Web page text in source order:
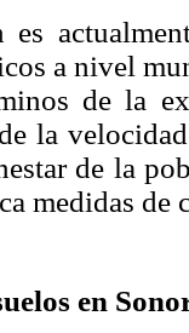
es
a nivel
de la
la
de la
medidas de
en